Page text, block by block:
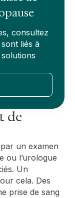
consultez
liés à
de
un examen
ou l’urologue
Un
cela. Des
prise de sang